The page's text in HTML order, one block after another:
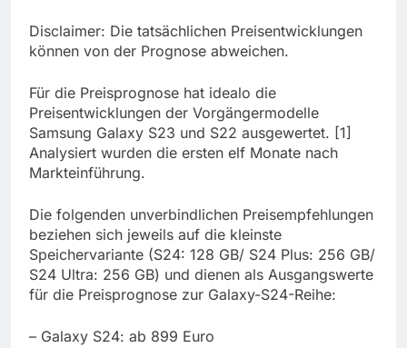
Disclaimer: Die tatsächlichen Preisentwicklungen
können von der Prognose abweichen.
Für die Preisprognose hat idealo die
Preisentwicklungen der Vorgängermodelle
Samsung Galaxy S23 und S22 ausgewertet. [1]
Analysiert wurden die ersten elf Monate nach
Markteinführung.
Die folgenden unverbindlichen Preisempfehlungen
beziehen sich jeweils auf die kleinste
Speichervariante (S24: 128 GB/ S24 Plus: 256 GB/
S24 Ultra: 256 GB) und dienen als Ausgangswerte
für die Preisprognose zur Galaxy-S24-Reihe:
– Galaxy S24: ab 899 Euro